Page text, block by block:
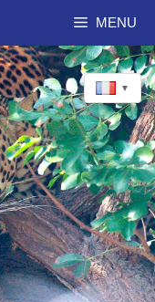
MENU
▼